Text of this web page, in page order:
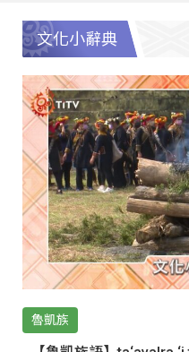
文化小辭典
魯凱族